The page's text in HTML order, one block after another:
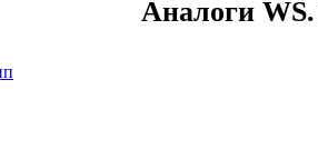
Аналоги